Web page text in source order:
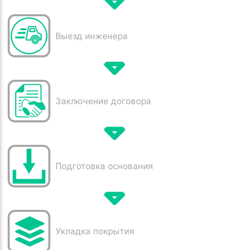
Выезд инженера
Заключение договора
Подготовка основания
Укладка покрытия